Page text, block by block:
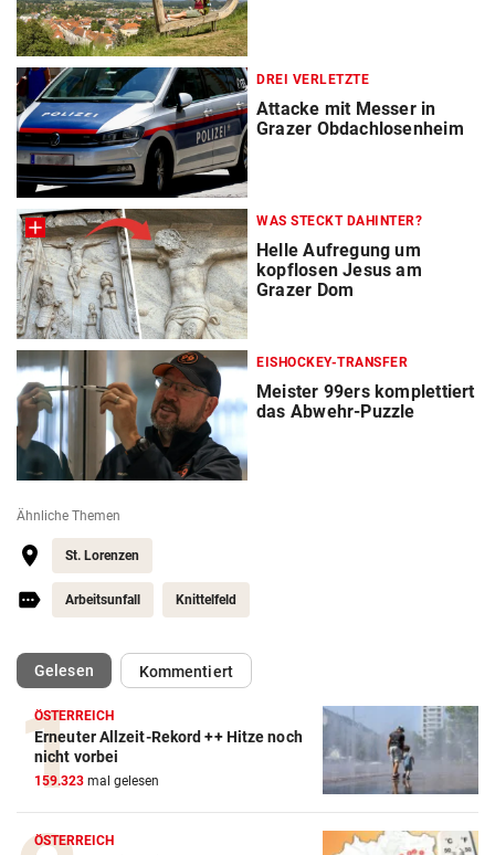
DREI VERLETZTE
Attacke mit Messer in
Grazer Obdachlosenheim
WAS STECKT DAHINTER?
Helle Aufregung um
kopflosen Jesus am
Grazer Dom
EISHOCKEY-TRANSFER
Meister 99ers komplettiert
das Abwehr-Puzzle
Ähnliche Themen
St. Lorenzen
Arbeitsunfall Knittelfeld
Gelesen(ausgewählt)Kommentiert
ÖSTERREICH
Erneuter Allzeit-Rekord ++ Hitze noch
nicht vorbei
159.323 mal gelesen
ÖSTERREICH